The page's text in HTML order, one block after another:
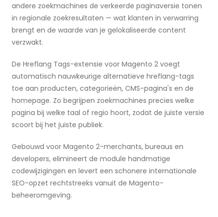
andere zoekmachines de verkeerde paginaversie tonen
in regionale zoekresultaten — wat klanten in verwarring
brengt en de waarde van je gelokaliseerde content
verzwakt.
De Hreflang Tags-extensie voor Magento 2 voegt
automatisch nauwkeurige alternatieve hreflang-tags
toe aan producten, categorieën, CMS-pagina's en de
homepage. Zo begrijpen zoekmachines precies welke
pagina bij welke taal of regio hoort, zodat de juiste versie
scoort bij het juiste publiek.
Gebouwd voor Magento 2-merchants, bureaus en
developers, elimineert de module handmatige
codewijzigingen en levert een schonere internationale
SEO-opzet rechtstreeks vanuit de Magento-
beheeromgeving.